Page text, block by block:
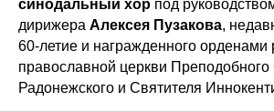
синодальный хор под
дирижера Алексея Пузакова,
60-летие и награжденного орденами
православной церкви Преподобного
Радонежского и Святителя